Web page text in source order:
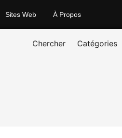
Sites Web À Propos
Chercher Catégories